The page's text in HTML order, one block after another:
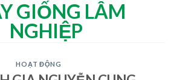
HOẠT ĐỘNG